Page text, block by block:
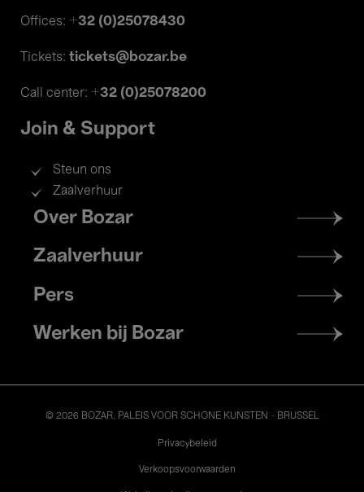
Offices: +32 (0)25078430
Tickets: tickets@bozar.be
Call center: +32 (0)25078200
Join & Support
Steun ons
Zaalverhuur
Footer
menu
Over Bozar
Zaalverhuur
Pers
Werken bij Bozar
© 2026 BOZAR. PALEIS VOOR SCHONE KUNSTEN - BRUSSEL
Privacybeleid
Verkoopsvoorwaarden